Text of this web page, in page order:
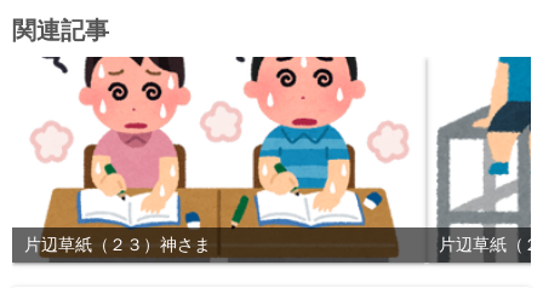
関連記事
片辺草紙（２３）神さま 片辺草紙（